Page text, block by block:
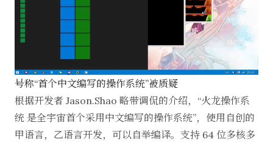
号称“首个中文编写的操作系统”被质疑
根据开发者 Jason.Shao 略带调侃的介绍，“火龙操作系
统 是全宇宙首个采用中文编写的操作系统”，使用自创的
甲语言，乙语言开发，可以自举编译。支持 64 位多核多